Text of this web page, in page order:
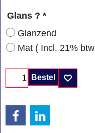
Glans ? *
Glanzend
Mat ( Incl. 21% btw
Bestel